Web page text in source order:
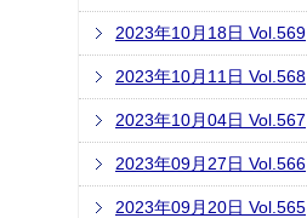
2023年10月18日 Vol.569
2023年10月11日 Vol.568
2023年10月04日 Vol.567
2023年09月27日 Vol.566
2023年09月20日 Vol.565